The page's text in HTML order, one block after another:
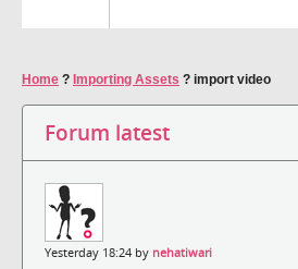
Home ? Importing Assets ? import video
Forum latest
Yesterday 18:24 by nehatiwari